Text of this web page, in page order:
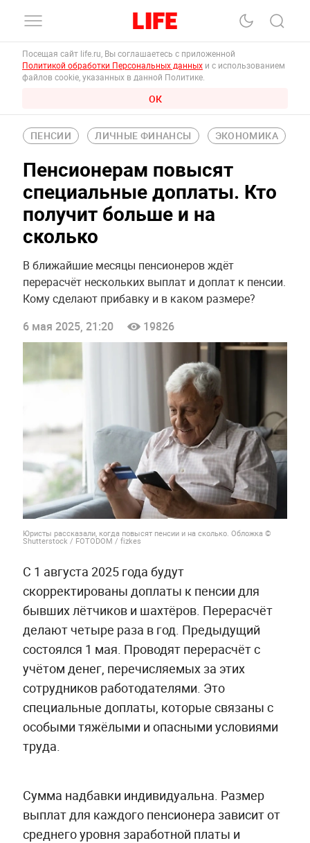
Посещая сайт life.ru, Вы соглашаетесь с приложенной
Политикой обработки Персональных данных и с использованием
файлов cookie, указанных в данной Политике.
ОК
ПЕНСИИ ЛИЧНЫЕ ФИНАНСЫ ЭКОНОМИКА
Пенсионерам повысят
специальные доплаты. Кто
получит больше и на
сколько
В ближайшие месяцы пенсионеров ждёт
перерасчёт нескольких выплат и доплат к пенсии.
Кому сделают прибавку и в каком размере?
6 мая 2025, 21:20
19826
Юристы рассказали, когда повысят пенсии и на сколько. Обложка ©
Shutterstock / FOTODOM / fizkes
С 1 августа 2025 года будут
скорректированы доплаты к пенсии для
бывших лётчиков и шахтёров. Перерасчёт
делают четыре раза в год. Предыдущий
состоялся 1 мая. Проводят перерасчёт с
учётом денег, перечисляемых за этих
сотрудников работодателями. Это
специальные доплаты, которые связаны с
особыми тяжёлыми и опасными условиями
труда.
Сумма надбавки индивидуальна. Размер
выплат для каждого пенсионера зависит от
среднего уровня заработной платы и